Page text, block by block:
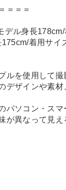
＝＝＝
デル身長
着用サイ
ルを使用して
デザインや素
パソコン・ス
が異なって見え